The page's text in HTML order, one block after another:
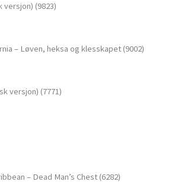
versjon) (9823)
– Løven, heksa og klesskapet (9002)
versjon) (7771)
– Dead Man’s Chest (6282)